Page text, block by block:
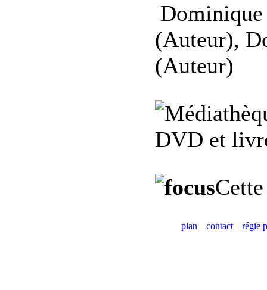
(Auteur),
(Auteur)
DVD et
plan contact régie